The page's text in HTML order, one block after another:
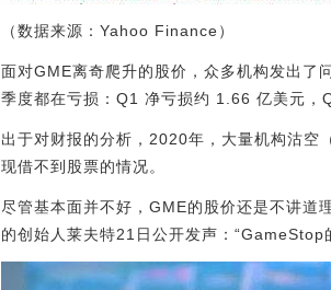
（数据来源：Yahoo Finance）
面对GME离奇爬升的股价，众多机构发出
季度都在亏损：Q1 净亏损约 1.66 亿美元，
出于对财报的分析，2020年，大量机构沽空
现借不到股票的情况。
尽管基本面并不好，GME的股价还是不讲
的创始人莱夫特21日公开发声：“GameStop